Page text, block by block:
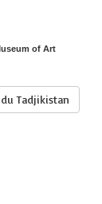
of Art
Tadjikistan